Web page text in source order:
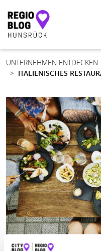
Hauptnavigation
UNTERNEHMEN ENTDECKEN
ITALIENISCHES